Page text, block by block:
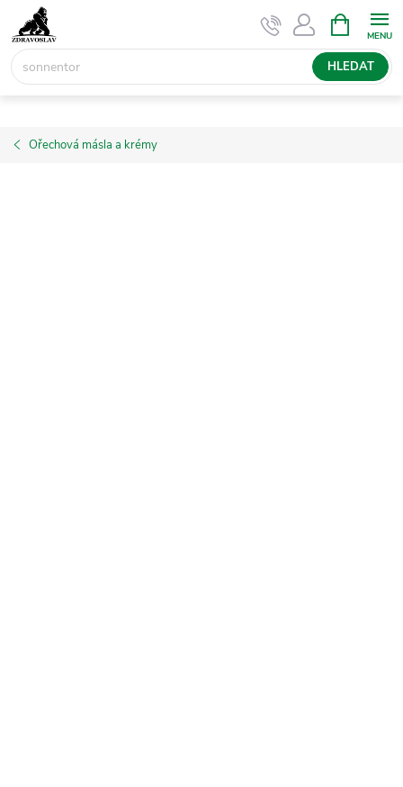
na
obsah
HLEDAT
NÁKUPNÍ
KOŠÍK
Ořechová másla a krémy